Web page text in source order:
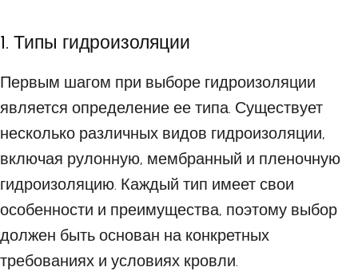
1. Типы гидроизоляции
Первым шагом при выборе гидроизоляции
является определение ее типа. Существует
несколько различных видов гидроизоляции,
включая рулонную, мембранный и пленочную
гидроизоляцию. Каждый тип имеет свои
особенности и преимущества, поэтому выбор
должен быть основан на конкретных
требованиях и условиях кровли.